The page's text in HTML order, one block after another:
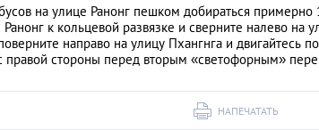
на улице Ранонг пешком добираться примерно
к кольцевой развязке и сверните налево на
направо на улицу Пхангнга и двигайтесь
правой стороны перед вторым «светофорным»
НАПЕЧАТАТЬ